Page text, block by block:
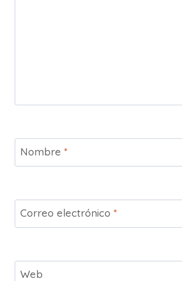
Nombre *
Correo electrónico *
Web